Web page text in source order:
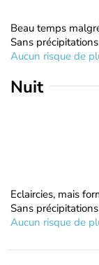
Beau temps
Sans
Aucun risque de
Nuit
Eclaircies, mais
Sans
Aucun risque de